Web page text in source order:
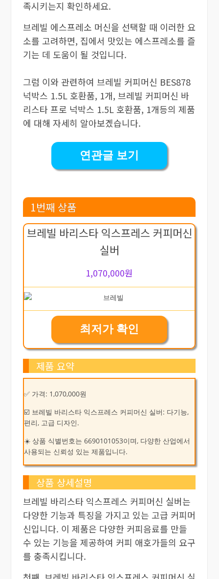
족시키는지 확인하세요.
브레빌 에스프레소 머신을 선택할 때 이러한 요
소를 고려하면, 집에서 맛있는 에스프레소를 즐
기는 데 도움이 될 것입니다.
그럼 이와 관련하여 브레빌 커피머신 BES878
넉박스 1.5L 호환품, 1개, 브레빌 커피머신 바
리스타 프로 넉박스 1.5L 호환품, 1개등의 제품
에 대해 자세히 알아보겠습니다.
연관글 보기
1번째 상품
브레빌 바리스타 익스프레스 커피머신
실버
1,070,000원
최저가 확인
제품 요약
✅ 가격: 1,070,000원
☑️ 브레빌 바리스타 익스프레스 커피머신 실버: 다기능,
편리, 고급 디자인.
☀️ 상품 식별번호는 6690101053이며, 다양한 산업에서
사용되는 신뢰성 있는 제품입니다.
상품 상세설명
브레빌 바리스타 익스프레스 커피머신 실버는
다양한 기능과 특징을 가지고 있는 고급 커피머
신입니다. 이 제품은 다양한 커피음료를 만들
수 있는 기능을 제공하여 커피 애호가들의 요구
를 충족시킵니다.